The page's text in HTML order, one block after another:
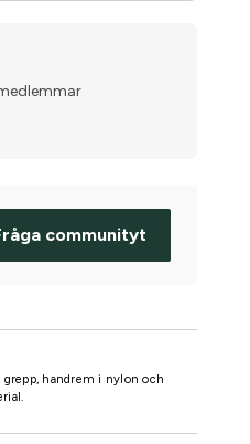
communityt
handrem i nylon och